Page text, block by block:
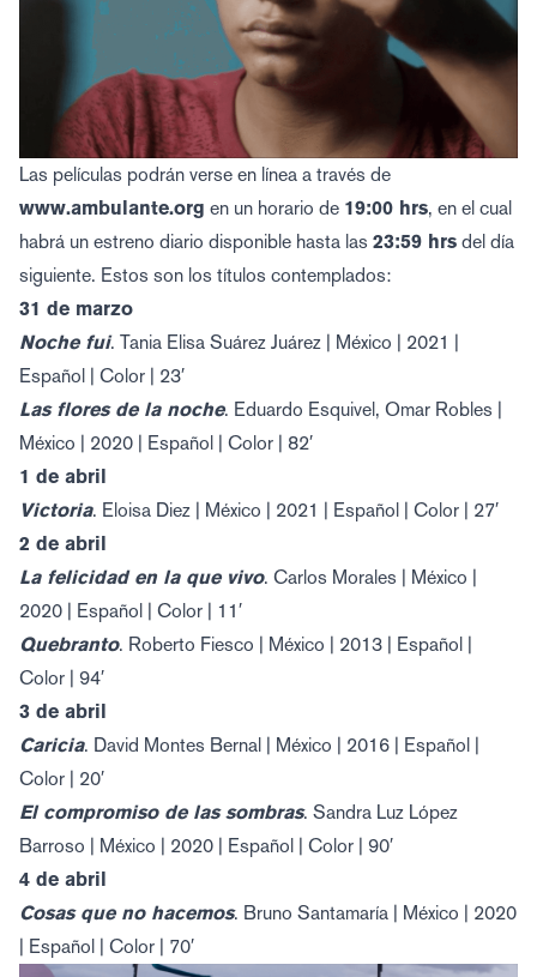
Las películas podrán verse en línea a través de
www.ambulante.org en un horario de 19:00 hrs, en el cual
habrá un estreno diario disponible hasta las 23:59 hrs del día
siguiente. Estos son los títulos contemplados:
31 de marzo
Noche fui. Tania Elisa Suárez Juárez | México | 2021 |
Español | Color | 23′
Las flores de la noche. Eduardo Esquivel, Omar Robles |
México | 2020 | Español | Color | 82′
1 de abril
Victoria. Eloisa Diez | México | 2021 | Español | Color | 27′
2 de abril
La felicidad en la que vivo. Carlos Morales | México |
2020 | Español | Color | 11′
Quebranto. Roberto Fiesco | México | 2013 | Español |
Color | 94′
3 de abril
Caricia. David Montes Bernal | México | 2016 | Español |
Color | 20′
El compromiso de las sombras. Sandra Luz López
Barroso | México | 2020 | Español | Color | 90′
4 de abril
Cosas que no hacemos. Bruno Santamaría | México | 2020
| Español | Color | 70′